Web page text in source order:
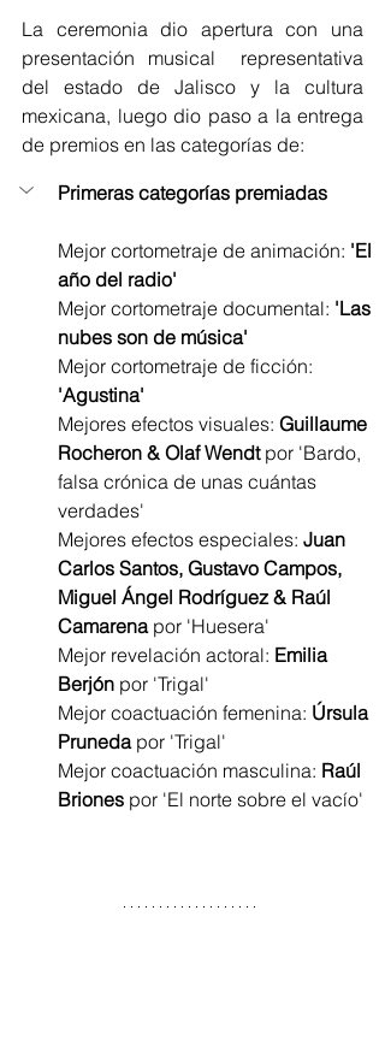
La ceremonia dio apertura con una
presentación musical  representativa
del estado de Jalisco y la cultura
mexicana, luego dio paso a la entrega
de premios en las categorías de:
Primeras categorías premiadas
Mejor cortometraje de animación: 'El
año del radio'
Mejor cortometraje documental: 'Las
nubes son de música'
Mejor cortometraje de ficción:
'Agustina'
Mejores efectos visuales: Guillaume
Rocheron & Olaf Wendt por 'Bardo,
falsa crónica de unas cuántas
verdades'
Mejores efectos especiales: Juan
Carlos Santos, Gustavo Campos,
Miguel Ángel Rodríguez & Raúl
Camarena por 'Huesera'
Mejor revelación actoral: Emilia
Berjón por 'Trigal'
Mejor coactuación femenina: Úrsula
Pruneda por 'Trigal'
Mejor coactuación masculina: Raúl
Briones por 'El norte sobre el vacío'